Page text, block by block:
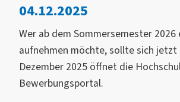
04.12.2025
Wer ab dem Sommersemester
aufnehmen möchte, sollte sich jetzt
Dezember 2025 öffnet die
Bewerbungsportal.